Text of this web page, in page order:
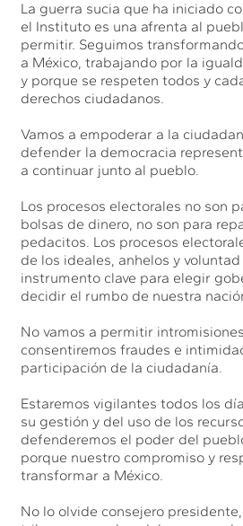
La guerra sucia que ha iniciado
el Instituto es una afrenta al
permitir. Seguimos
a México, trabajando por la
y porque se respeten todos y
derechos ciudadanos.
Vamos a empoderar a la
defender la democracia
a continuar junto al pueblo.
Los procesos electorales no son
bolsas de dinero, no son para
pedacitos. Los procesos
de los ideales, anhelos y
instrumento clave para elegir
decidir el rumbo de nuestra
No vamos a permitir
consentiremos fraudes e
participación de la ciudadanía.
Estaremos vigilantes todos los
su gestión y del uso de los
defenderemos el poder del
porque nuestro compromiso y
transformar a México.
No lo olvide consejero